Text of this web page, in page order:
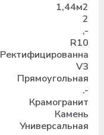
1,44м2
2
,-
R10
Ректифицированна
V3
Прямоугольная
.-
Крамогранит
Камень
Универсальная